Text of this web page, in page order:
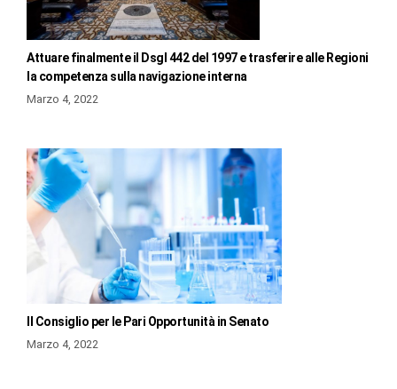
Attuare finalmente il Dsgl 442 del 1997 e trasferire alle Regioni
la competenza sulla navigazione interna
Marzo 4, 2022
Il Consiglio per le Pari Opportunità in Senato
Marzo 4, 2022